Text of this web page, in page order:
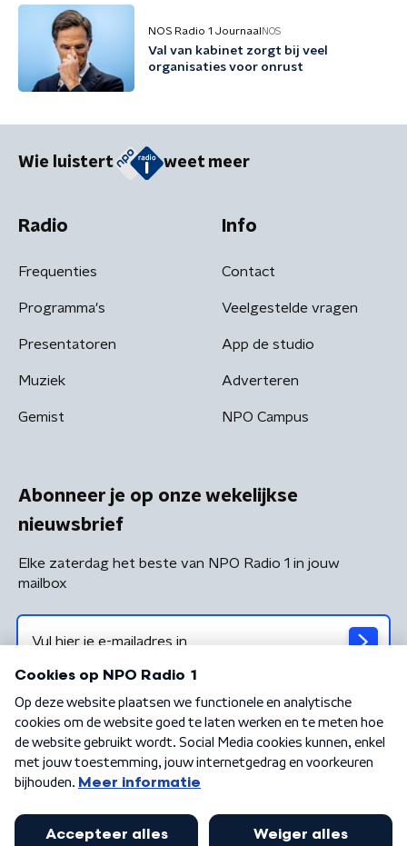
NOS Radio 1 Journaal NOS
Val van kabinet zorgt bij veel
organisaties voor onrust
Wie luistert weet meer
Radio
Frequenties
Programma's
Presentatoren
Muziek
Gemist
Info
Contact
Veelgestelde vragen
App de studio
Adverteren
NPO Campus
Abonneer je op onze wekelijkse
nieuwsbrief
Elke zaterdag het beste van NPO Radio 1 in jouw
mailbox
Algemene voorwaarden